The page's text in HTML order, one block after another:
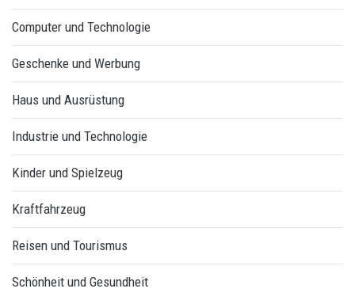
Computer und Technologie
Geschenke und Werbung
Haus und Ausrüstung
Industrie und Technologie
Kinder und Spielzeug
Kraftfahrzeug
Reisen und Tourismus
Schönheit und Gesundheit